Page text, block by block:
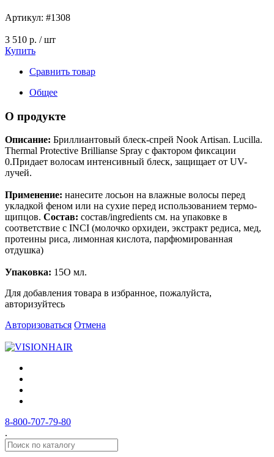
Артикул: #1308
3 510 р. / шт
Купить
Сравнить товар
Общее
О продукте
Описание: Бриллиантовый блеск-спрей Nook Artisan. Lucilla.
Thermal Protective Brillianse Spray с фактором фиксации
0.Придает волосам интенсивный блеск, защищает от UV-
лучей.
Применение: нанесите лосьон на влажные волосы перед
укладкой феном или на сухие перед использованием термо-
щипцов. Состав: состав/ingredients см. на упаковке в
соответствие с INCI (молочко орхидеи, экстракт редиса, мед,
протеины риса, лимонная кислота, парфюмированная
отдушка)
Упаковка: 15O мл.
Для добавления товара в избранное, пожалуйста,
авторизуйтесь
Авторизоваться Отмена
8-800-707-79-80
.